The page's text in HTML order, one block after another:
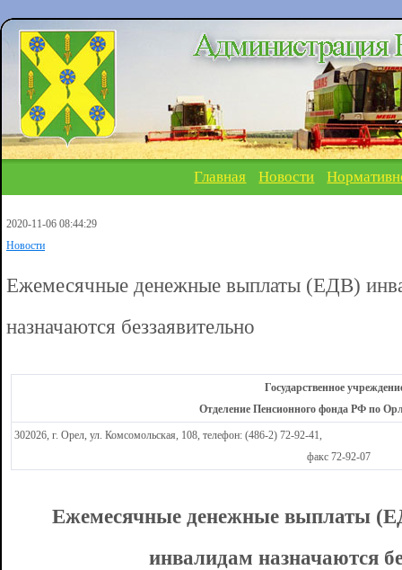
Главная Новости
2020-11-06 08:44:29
Новости
Ежемесячные денежные выплаты (ЕДВ)
назначаются беззаявительно
Государственное
Отделение Пенсионного фонда РФ по
302026, г. Орел, ул. Комсомольская, 108, телефон: (486-2) 72-92-41,
факс 72-92-07
Ежемесячные денежные выплаты
инвалидам назначаются